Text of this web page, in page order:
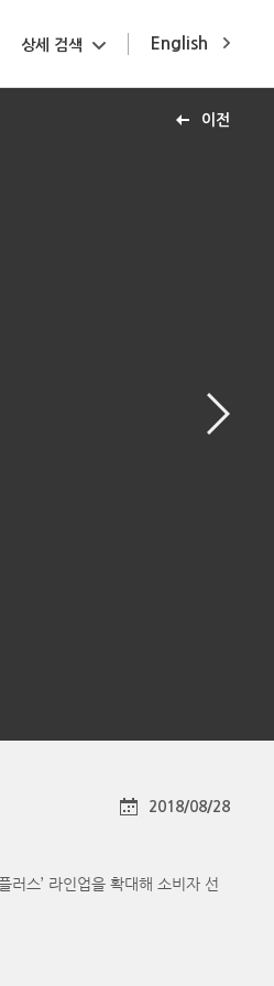
English
상세 검색
이전
2018/08/28
러스’ 라인업을 확대해 소비자 선